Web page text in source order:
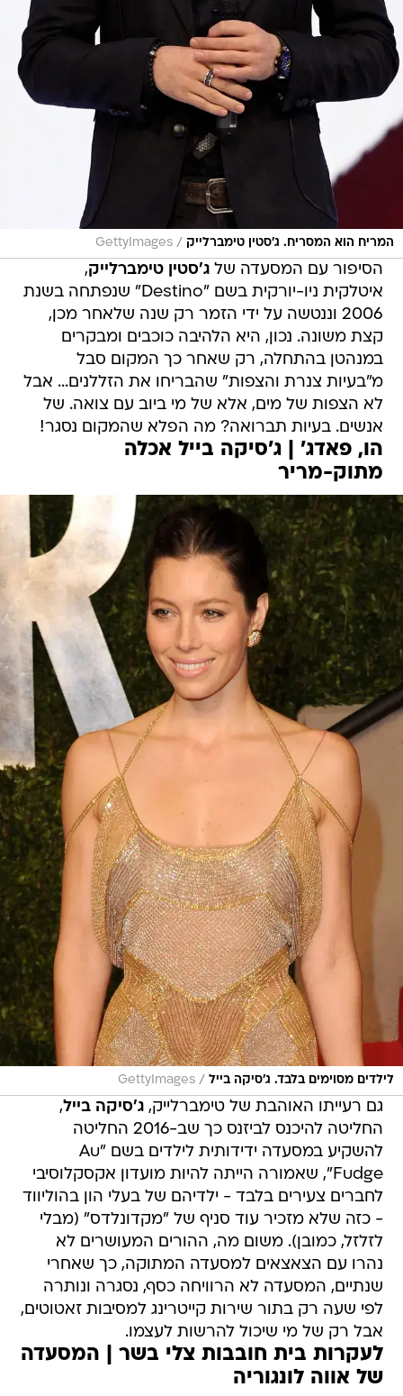
המריח הוא המסריח. ג'סטין טימברלייק /
GettyImages
הסיפור עם המסעדה שלג'סטין טימברלייק,
איטלקית ניו-יורקית בשם "Destino" שנפתחה בשנת
2006 וננטשה על ידי הזמר רק שנה שלאחר מכן,
קצת משונה. נכון, היא הלהיבה כוכבים ומבקרים
במנהטן בהתחלה, רק שאחר כך המקום סבל
מ"בעיות צנרת והצפות" שהבריחו את הזללנים... אבל
לא הצפות של מים, אלא של מי ביוב עם צואה. של
אנשים. בעיות תברואה? מה הפלא שהמקום נסגר!
הו, פאדג' | ג'סיקה בייל אכלה
מתוק-מריר
לילדים מסוימים בלבד. ג'סיקה בייל /
GettyImages
גם רעייתו האוהבת של טימברלייק,ג'סיקה בייל,
החליטה להיכנס לביזנס כך שב-2016 החליטה
להשקיע במסעדה ידידותית לילדים בשם "Au
Fudge", שאמורה הייתה להיות מועדון אקסקלוסיבי
לחברים צעירים בלבד - ילדיהם של בעלי הון בהוליווד
- כזה שלא מזכיר עוד סניף של "מקדונלדס" (מבלי
לזלזל, כמובן). משום מה, ההורים המעושרים לא
נהרו עם הצאצאים למסעדה המתוקה, כך שאחרי
שנתיים, המסעדה לא הרוויחה כסף, נסגרה ונותרה
לפי שעה רק בתור שירות קייטרינג למסיבות זאטוטים,
אבל רק של מי שיכול להרשות לעצמו.
לעקרות בית חובבות צלי בשר | המסעדה
של אווה לונגוריה